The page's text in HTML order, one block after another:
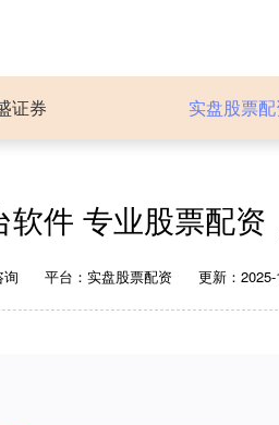
证券 实盘股票
软件 专业股票配
平台：实盘股票配资 更新：